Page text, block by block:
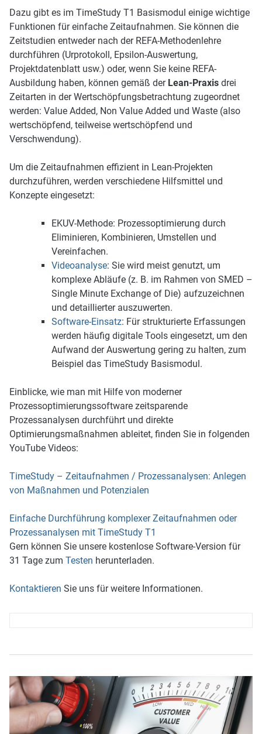
Dazu gibt es im TimeStudy T1 Basismodul einige wichtige
Funktionen für einfache Zeitaufnahmen. Sie können die
Zeitstudien entweder nach der REFA-Methodenlehre
durchführen (Urprotokoll, Epsilon-Auswertung,
Projektdatenblatt usw.) oder, wenn Sie keine REFA-
Ausbildung haben, können gemäß der Lean-Praxisdrei
Zeitarten in der Wertschöpfungsbetrachtung zugeordnet
werden: Value Added, Non Value Added und Waste (also
wertschöpfend, teilweise wertschöpfend und
Verschwendung).
Um die Zeitaufnahmen effizient in Lean-Projekten
durchzuführen, werden verschiedene Hilfsmittel und
Konzepte eingesetzt:
EKUV-Methode: Prozessoptimierung durch
Eliminieren, Kombinieren, Umstellen und
Vereinfachen.
Videoanalyse: Sie wird meist genutzt, um
komplexe Abläufe (z. B. im Rahmen von SMED –
Single Minute Exchange of Die) aufzuzeichnen
und detaillierter auszuwerten.
Software-Einsatz: Für strukturierte Erfassungen
werden häufig digitale Tools eingesetzt, um den
Aufwand der Auswertung gering zu halten, zum
Beispiel das TimeStudy Basismodul.
Einblicke, wie man mit Hilfe von moderner
Prozessoptimierungssoftware zeitsparende
Prozessanalysen durchführt und direkte
Optimierungsmaßnahmen ableitet, finden Sie in folgenden
YouTube Videos:
TimeStudy – Zeitaufnahmen / Prozessanalysen: Anlegen
von Maßnahmen und Potenzialen
Einfache Durchführung komplexer Zeitaufnahmen oder
Prozessanalysen mit TimeStudy T1
Gern können Sie unsere kostenlose Software-Version für
31 Tage zum Testen herunterladen.
Kontaktieren Sie uns für weitere Informationen.